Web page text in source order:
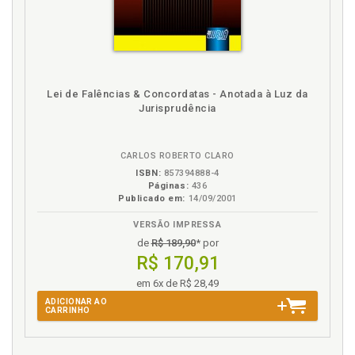
Estrutura administrativa da gestão das sociedades
Exclusão judicial de responsabilidade, p. 134
Extracontratual. Método objetivo de apuração da
Extracontratual. Método subjetivo de aferição da
responsabilidade extra-contratual, p. 110
Gestão. A estrutura administrativa da gestão das
sociedades anônimas, p. 38
Gestão. A governança corporativa como modelo de
gestão, p. 151
Gestão. Garantia de gestão, investidura,
Lei de Falências & Concordatas - Anotada à Luz da
Jurisprudência
CARLOS ROBERTO CLARO
ISBN: 857394888-4
Páginas: 436
Publicado em: 14/09/2001
VERSÃO IMPRESSA
deR$ 189,90* por
R$ 170,91
em 6x de R$ 28,49
ADICIONAR AO
CARRINHO